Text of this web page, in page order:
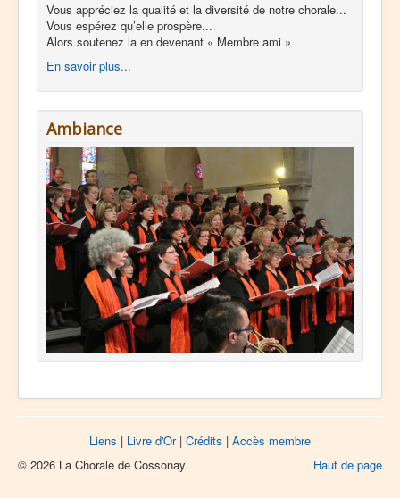
Vous appréciez la qualité et la diversité de notre chorale...
Vous espérez qu’elle prospère...
Alors soutenez la en devenant « Membre ami »
En savoir plus...
Ambiance
Liens | Livre d'Or| Crédits | Accès membre
Haut de page
© 2026 La Chorale de Cossonay